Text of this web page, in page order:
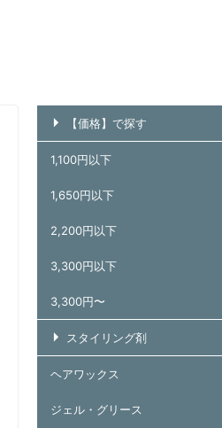
【価格】で探す
1,100円以下
1,650円以下
2,200円以下
3,300円以下
3,300円〜
スタイリング剤
ヘアワックス
ジェル・グリース